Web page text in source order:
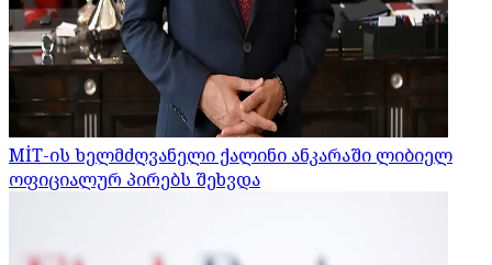
MİT-ის ხელმძღვანელი ქალინი ანკარაში ლიბიელ
ოფიციალურ პირებს შეხვდა